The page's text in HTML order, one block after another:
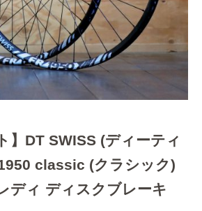
】DT SWISS (ディーティ
classic (クラシック)
ディ ディスクブレーキ